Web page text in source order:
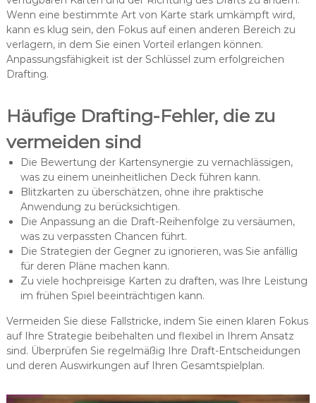
Wenn eine bestimmte Art von Karte stark umkämpft wird,
kann es klug sein, den Fokus auf einen anderen Bereich zu
verlagern, in dem Sie einen Vorteil erlangen können.
Anpassungsfähigkeit ist der Schlüssel zum erfolgreichen
Drafting.
Häufige Drafting-Fehler, die zu
vermeiden sind
Die Bewertung der Kartensynergie zu vernachlässigen,
was zu einem uneinheitlichen Deck führen kann.
Blitzkarten zu überschätzen, ohne ihre praktische
Anwendung zu berücksichtigen.
Die Anpassung an die Draft-Reihenfolge zu versäumen,
was zu verpassten Chancen führt.
Die Strategien der Gegner zu ignorieren, was Sie anfällig
für deren Pläne machen kann.
Zu viele hochpreisige Karten zu draften, was Ihre Leistung
im frühen Spiel beeinträchtigen kann.
Vermeiden Sie diese Fallstricke, indem Sie einen klaren Fokus
auf Ihre Strategie beibehalten und flexibel in Ihrem Ansatz
sind. Überprüfen Sie regelmäßig Ihre Draft-Entscheidungen
und deren Auswirkungen auf Ihren Gesamtspielplan.